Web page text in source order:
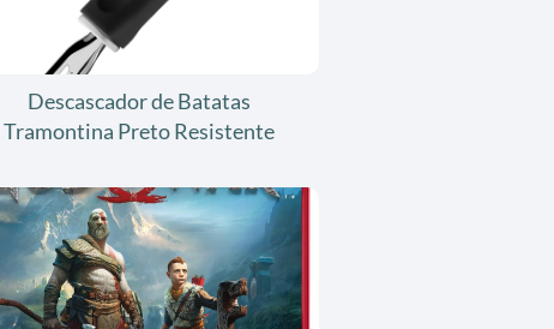
Descascador de Batatas
Tramontina Preto Resistente